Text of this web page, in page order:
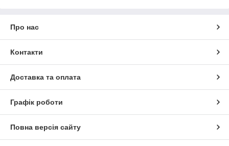
Про нас
Контакти
Доставка та оплата
Графік роботи
Повна версія сайту